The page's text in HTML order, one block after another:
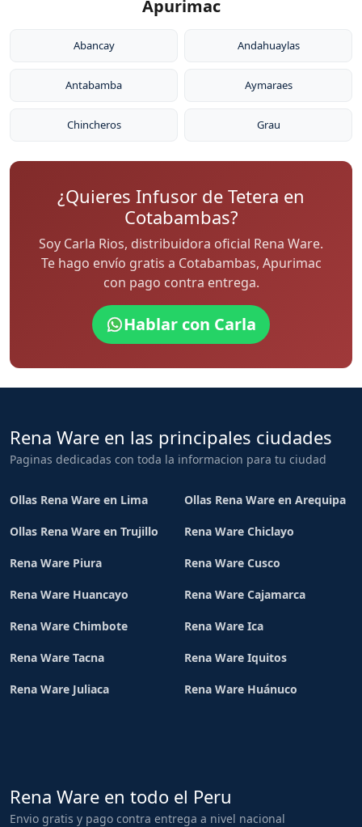
Apurimac
Abancay Andahuaylas
Antabamba Aymaraes
Chincheros Grau
¿Quieres Infusor de Tetera en
Cotabambas?
Soy Carla Rios, distribuidora oficial Rena Ware.
Te hago envío gratis a Cotabambas, Apurimac
con pago contra entrega.
Hablar con Carla
Rena Ware en las principales ciudades
Paginas dedicadas con toda la informacion para tu ciudad
Ollas Rena Ware en Lima Ollas Rena Ware en Arequipa
Ollas Rena Ware en Trujillo Rena Ware Chiclayo
Rena Ware Piura Rena Ware Cusco
Rena Ware Huancayo Rena Ware Cajamarca
Rena Ware Chimbote Rena Ware Ica
Rena Ware Tacna Rena Ware Iquitos
Rena Ware Juliaca Rena Ware Huánuco
Rena Ware en todo el Peru
Envio gratis y pago contra entrega a nivel nacional